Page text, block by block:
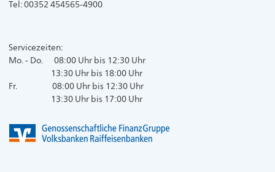
Tel: 00352 454565-4900
Servicezeiten:
Mo. - Do. 08:00 Uhr bis 12:30 Uhr
13:30 Uhr bis 18:00 Uhr
Fr. 08:00 Uhr bis 12:30 Uhr
13:30 Uhr bis 17:00 Uhr